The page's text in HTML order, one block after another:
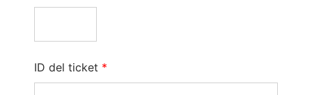
ID del ticket *